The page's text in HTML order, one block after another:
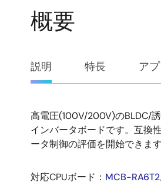
概要
概
説明 特長 ア
説
明
高電圧(100V/200V)のBLDC/
インバータボードです。互換
ータ制御の評価を開始できます
対応CPUボード： MCB-RA6T2